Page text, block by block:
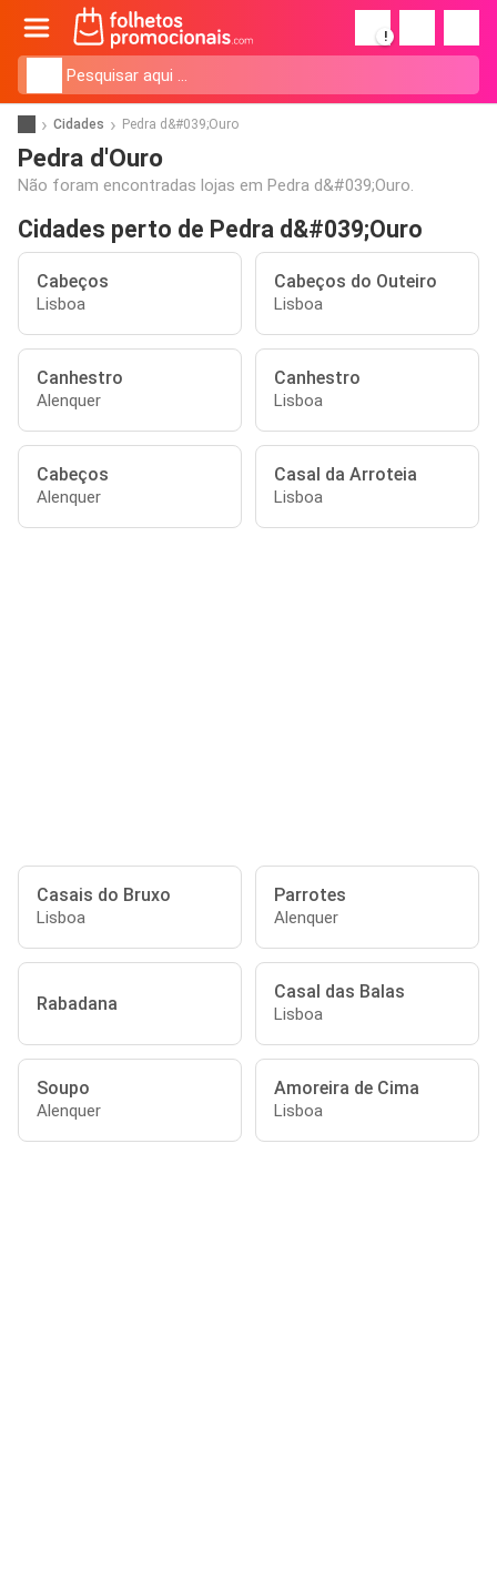
!
Cidades Pedra d&#039;Ouro
Pedra d'Ouro
Não foram encontradas lojas em Pedra d&#039;Ouro.
Cidades perto de Pedra d&#039;Ouro
Cabeços
Lisboa
Cabeços do Outeiro
Lisboa
Canhestro
Alenquer
Canhestro
Lisboa
Cabeços
Alenquer
Casal da Arroteia
Lisboa
Casais do Bruxo
Lisboa
Parrotes
Alenquer
Rabadana
Casal das Balas
Lisboa
Soupo
Alenquer
Amoreira de Cima
Lisboa